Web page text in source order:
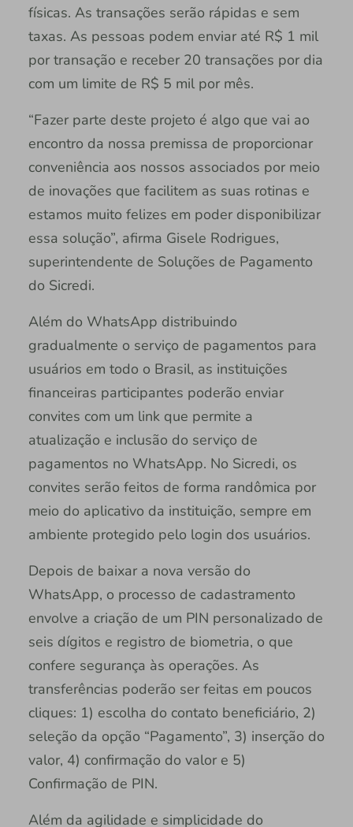
físicas. As transações serão rápidas e sem
taxas. As pessoas podem enviar até R$ 1 mil
por transação e receber 20 transações por dia
com um limite de R$ 5 mil por mês.
“Fazer parte deste projeto é algo que vai ao
encontro da nossa premissa de proporcionar
conveniência aos nossos associados por meio
de inovações que facilitem as suas rotinas e
estamos muito felizes em poder disponibilizar
essa solução”, afirma Gisele Rodrigues,
superintendente de Soluções de Pagamento
do Sicredi.
Além do WhatsApp distribuindo
gradualmente o serviço de pagamentos para
usuários em todo o Brasil, as instituições
financeiras participantes poderão enviar
convites com um link que permite a
atualização e inclusão do serviço de
pagamentos no WhatsApp. No Sicredi, os
convites serão feitos de forma randômica por
meio do aplicativo da instituição, sempre em
ambiente protegido pelo login dos usuários.
Depois de baixar a nova versão do
WhatsApp, o processo de cadastramento
envolve a criação de um PIN personalizado de
seis dígitos e registro de biometria, o que
confere segurança às operações. As
transferências poderão ser feitas em poucos
cliques: 1) escolha do contato beneficiário, 2)
seleção da opção “Pagamento”, 3) inserção do
valor, 4) confirmação do valor e 5)
Confirmação de PIN.
Além da agilidade e simplicidade do